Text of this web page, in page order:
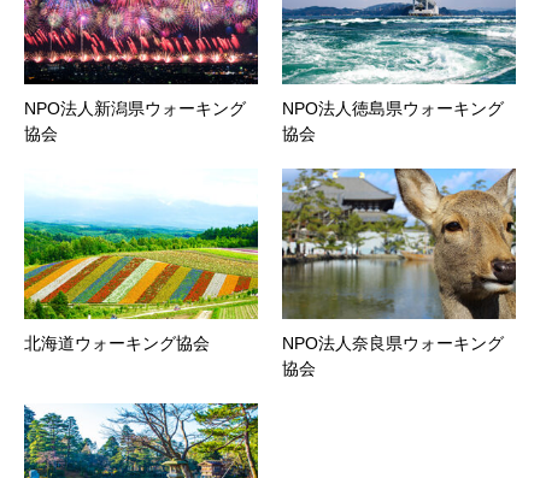
NPO法人新潟県ウォーキング
協会
NPO法人徳島県ウォーキング
協会
北海道ウォーキング協会
NPO法人奈良県ウォーキング
協会